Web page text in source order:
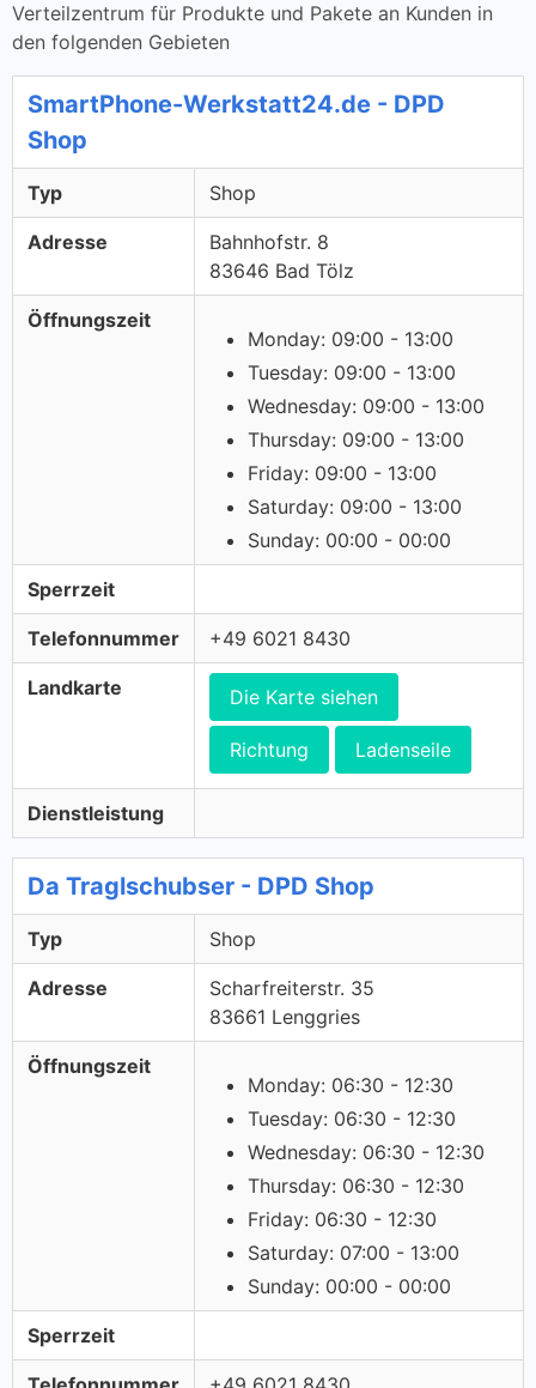
Verteilzentrum für Produkte und Pakete an Kunden in
den folgenden Gebieten
SmartPhone-Werkstatt24.de - DPD
Shop
Typ Shop
Adresse
Bahnhofstr. 8
83646 Bad Tölz
Öffnungszeit
Monday: 09:00 - 13:00
Tuesday: 09:00 - 13:00
Wednesday: 09:00 - 13:00
Thursday: 09:00 - 13:00
Friday: 09:00 - 13:00
Saturday: 09:00 - 13:00
Sunday: 00:00 - 00:00
Sperrzeit
Telefonnummer +49 6021 8430
Landkarte Die Karte siehen
Richtung Ladenseile
Dienstleistung
Da Traglschubser - DPD Shop
Typ Shop
Adresse
Scharfreiterstr. 35
83661 Lenggries
Öffnungszeit
Monday: 06:30 - 12:30
Tuesday: 06:30 - 12:30
Wednesday: 06:30 - 12:30
Thursday: 06:30 - 12:30
Friday: 06:30 - 12:30
Saturday: 07:00 - 13:00
Sunday: 00:00 - 00:00
Sperrzeit